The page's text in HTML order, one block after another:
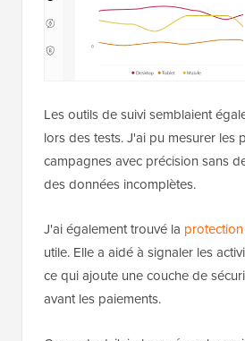
Les outils de suivi semblaient
lors des tests. J'ai pu mesurer les
campagnes avec précision sans
des données incomplètes.
J'ai également trouvé la
utile. Elle a aidé à signaler les
ce qui ajoute une couche de
avant les paiements.